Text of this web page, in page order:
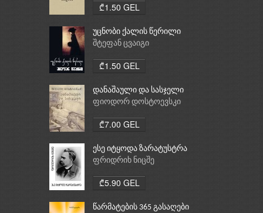
₾1.50 GEL
უცნობი ქალის წერილი
შტეფან ცვაიგი
₾1.50 GEL
დანაშაული და სასჯელი
ფიოდორ დოსტოევსკი
₾7.00 GEL
ესე იტყოდა ზარატუსტრა
ფრიდრიხ ნიცშე
₾5.90 GEL
წარმატების 365 გასაღები